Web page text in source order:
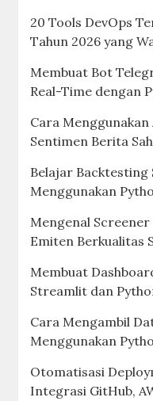
20 Tools DevOps
Tahun 2026 yang
Membuat Bot
Real-Time dengan
Cara
Sentimen Berita
Belajar
Menggunakan
Mengenal Screener
Emiten Berkualitas
Membuat
Streamlit dan
Cara Mengambil
Menggunakan
Otomatisasi
Integrasi GitHub,